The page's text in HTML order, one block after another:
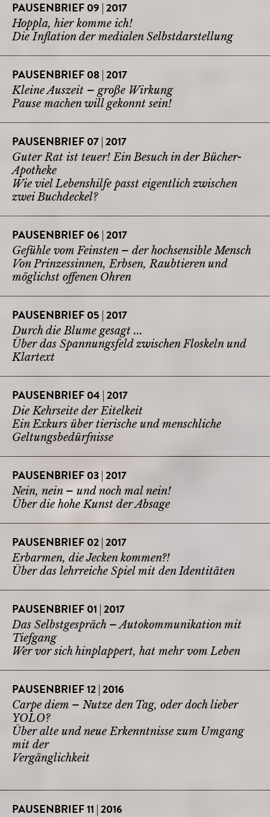
PAUSENBRIEF 09 | 2017
Hoppla, hier komme ich!
Die Inflation der medialen Selbstdarstellung
PAUSENBRIEF 08 | 2017
Kleine Auszeit – große Wirkung
Pause machen will gekonnt sein!
PAUSENBRIEF 07 | 2017
Guter Rat ist teuer! Ein Besuch in der Bücher-
Apotheke
Wie viel Lebenshilfe passt eigentlich zwischen
zwei Buchdeckel?
PAUSENBRIEF 06 | 2017
Gefühle vom Feinsten – der hochsensible Mensch
Von Prinzessinnen, Erbsen, Raubtieren und
möglichst offenen Ohren
PAUSENBRIEF 05 | 2017
Durch die Blume gesagt ...
Über das Spannungsfeld zwischen Floskeln und
Klartext
PAUSENBRIEF 04 | 2017
Die Kehrseite der Eitelkeit
Ein Exkurs über tierische und menschliche
Geltungsbedürfnisse
PAUSENBRIEF 03 | 2017
Nein, nein – und noch mal nein!
Über die hohe Kunst der Absage
PAUSENBRIEF 02 | 2017
Erbarmen, die Jecken kommen?!
Über das lehrreiche Spiel mit den Identitäten
PAUSENBRIEF 01 | 2017
Das Selbstgespräch – Autokommunikation mit
Tiefgang
Wer vor sich hinplappert, hat mehr vom Leben
PAUSENBRIEF 12 | 2016
Carpe diem – Nutze den Tag, oder doch lieber
YOLO?
Über alte und neue Erkenntnisse zum Umgang
mit der
Vergänglichkeit
PAUSENBRIEF 11 | 2016